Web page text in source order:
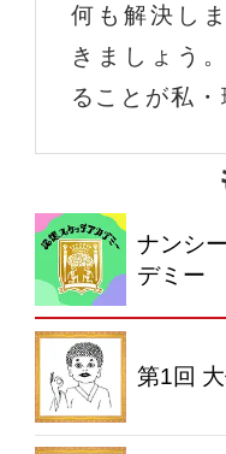
何も解決し
きましょう
ることが私・
ナンシ
デミー
第1回